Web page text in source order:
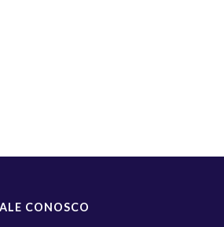
CONOSCO